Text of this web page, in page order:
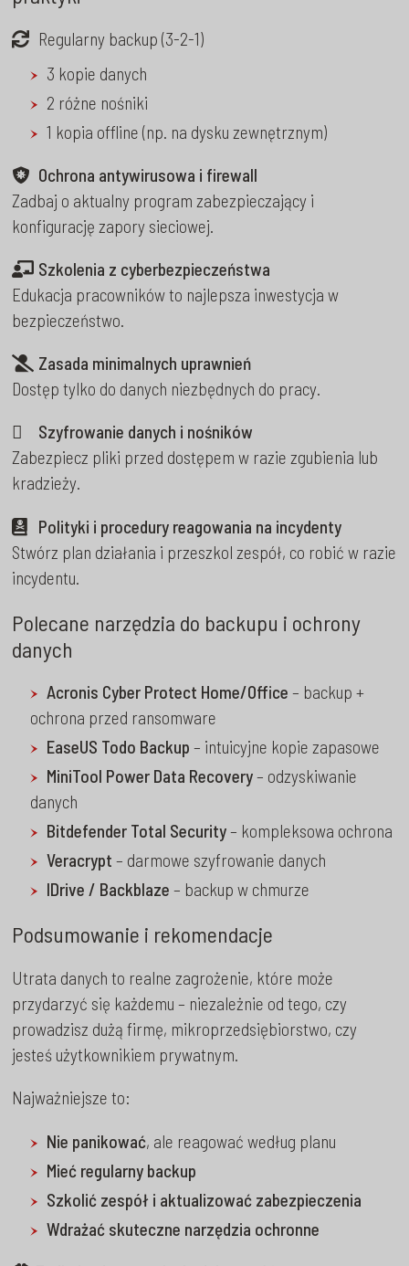
Regularny backup (3-2-1)
3 kopie danych
2 różne nośniki
1 kopia offline (np. na dysku zewnętrznym)
Ochrona antywirusowa i firewall
Zadbaj o aktualny program zabezpieczający i
konfigurację zapory sieciowej.
Szkolenia z cyberbezpieczeństwa
Edukacja pracowników to najlepsza inwestycja w
bezpieczeństwo.
Zasada minimalnych uprawnień
Dostęp tylko do danych niezbędnych do pracy.
Szyfrowanie danych i nośników
Zabezpiecz pliki przed dostępem w razie zgubienia lub
kradzieży.
Polityki i procedury reagowania na incydenty
Stwórz plan działania i przeszkol zespół, co robić w razie
incydentu.
Polecane narzędzia do backupu i ochrony
danych
Acronis Cyber Protect Home/Office – backup +
ochrona przed ransomware
EaseUS Todo Backup – intuicyjne kopie zapasowe
MiniTool Power Data Recovery– odzyskiwanie
danych
Bitdefender Total Security– kompleksowa ochrona
Veracrypt – darmowe szyfrowanie danych
IDrive / Backblaze – backup w chmurze
Podsumowanie i rekomendacje
Utrata danych to realne zagrożenie, które może
przydarzyć się każdemu – niezależnie od tego, czy
prowadzisz dużą firmę, mikroprzedsiębiorstwo, czy
jesteś użytkownikiem prywatnym.
Najważniejsze to:
Nie panikować, ale reagować według planu
Mieć regularny backup
Szkolić zespół i aktualizować zabezpieczenia
Wdrażać skuteczne narzędzia ochronne